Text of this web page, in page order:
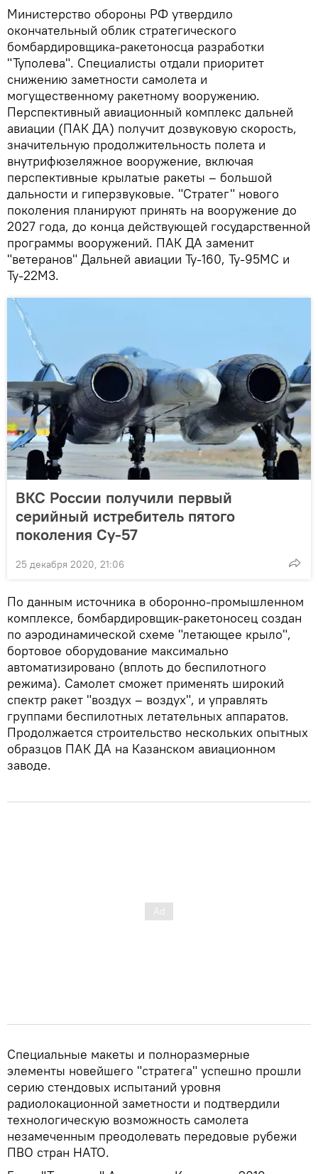
Министерство обороны РФ утвердило
окончательный облик стратегического
бомбардировщика-ракетоносца разработки
"Туполева". Специалисты отдали приоритет
снижению заметности самолета и
могущественному ракетному вооружению.
Перспективный авиационный комплекс дальней
авиации (ПАК ДА) получит дозвуковую скорость,
значительную продолжительность полета и
внутрифюзеляжное вооружение, включая
перспективные крылатые ракеты – большой
дальности и гиперзвуковые. "Стратег" нового
поколения планируют принять на вооружение до
2027 года, до конца действующей государственной
программы вооружений. ПАК ДА заменит
"ветеранов" Дальней авиации Ту-160, Ту-95МС и
Ту-22М3.
ВКС России получили первый
серийный истребитель пятого
поколения Су-57
25 декабря 2020, 21:06
По данным источника в оборонно-промышленном
комплексе, бомбардировщик-ракетоносец создан
по аэродинамической схеме "летающее крыло",
бортовое оборудование максимально
автоматизировано (вплоть до беспилотного
режима). Самолет сможет применять широкий
спектр ракет "воздух – воздух", и управлять
группами беспилотных летательных аппаратов.
Продолжается строительство нескольких опытных
образцов ПАК ДА на Казанском авиационном
заводе.
Специальные макеты и полноразмерные
элементы новейшего "стратега" успешно прошли
серию стендовых испытаний уровня
радиолокационной заметности и подтвердили
технологическую возможность самолета
незамеченным преодолевать передовые рубежи
ПВО стран НАТО.